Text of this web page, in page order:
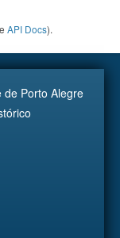
API Docs).
de Porto Alegre